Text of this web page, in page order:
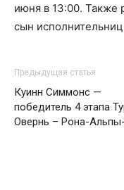
июня в 13:00. Также
сын
Предыдущая статья
Куинн Симмонс —
победитель 4 этапа
Овернь – Рона-